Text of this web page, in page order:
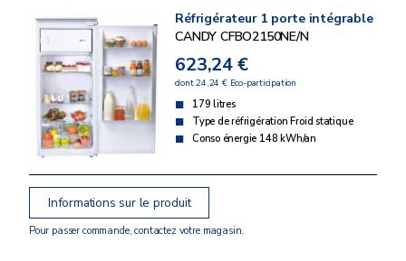
Réfrigérateur 1 porte intégrable
CANDY CFBO2150NE/N
623,24 €
dont 24,24 € Eco-participation
179 litres
Type de réfrigération Froid statique
Conso énergie 148 kWh/an
Informations sur le produit
Pour passer commande, contactez votre magasin.